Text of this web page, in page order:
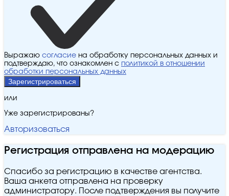
Выражаю согласие на обработку персональных данных и
подтверждаю, что ознакомлен с политикой в отношении
обработки персональных данных
Зарегистрироваться
или
Уже зарегистрированы?
Авторизоваться
Регистрация отправлена на модерацию
Спасибо за регистрацию в качестве агентства.
Ваша анкета отправлена на проверку
администратору. После подтверждения вы получите